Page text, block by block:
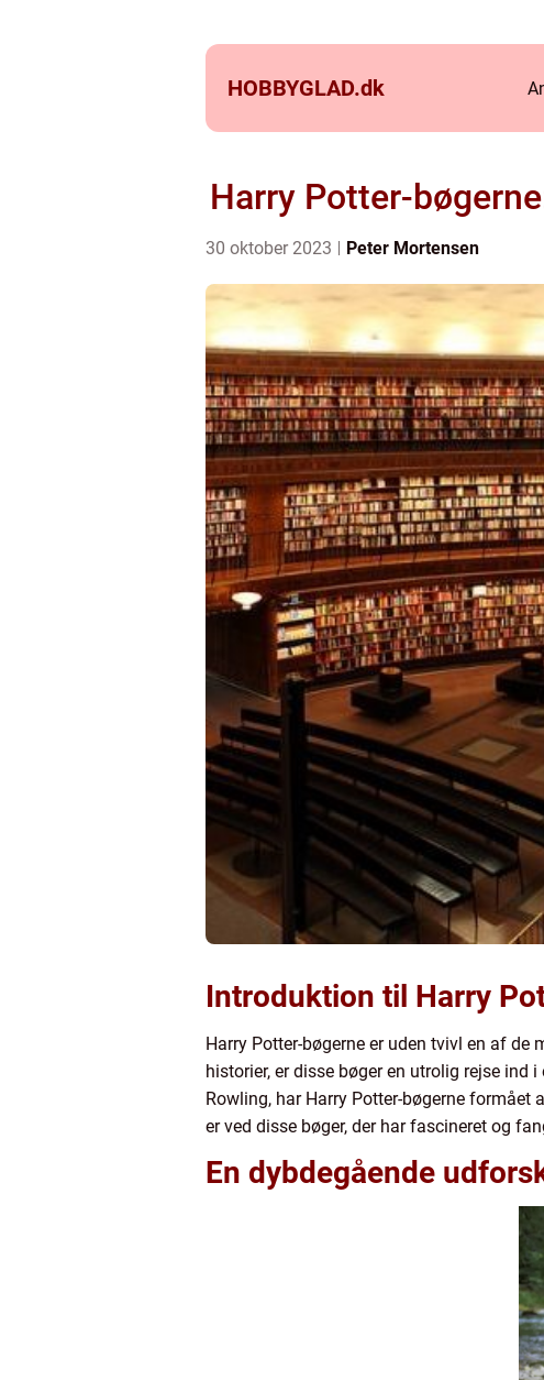
HOBBYGLAD.dk
Harry Potter-
30 oktober 2023 Peter Mortensen
Introduktion til Harry
Harry Potter-bøgerne er uden tvivl en af de
historier, er disse bøger en utrolig rejse
Rowling, har Harry Potter-bøgerne
er ved disse bøger, der har fascineret og
En dybdegående